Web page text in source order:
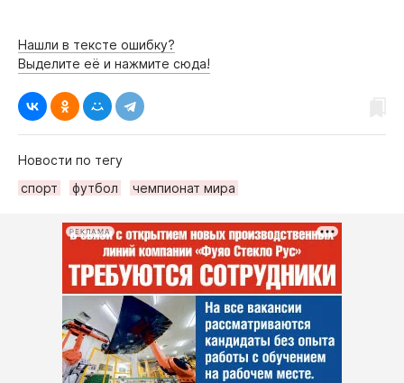
Нашли в тексте ошибку?
Выделите её и нажмите сюда!
Новости по тегу
спорт
футбол чемпионат мира
РЕКЛАМА